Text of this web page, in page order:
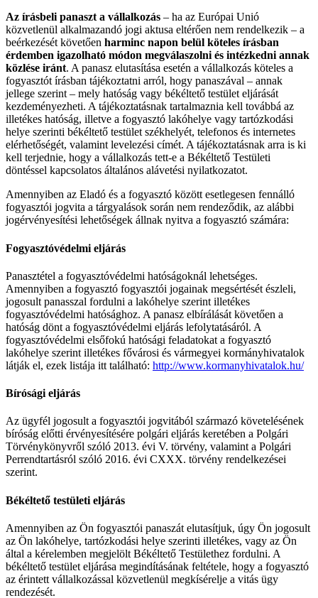
Az írásbeli panaszt a vállalkozás – ha az Európai Unió
közvetlenül alkalmazandó jogi aktusa eltérően nem rendelkezik – a
beérkezését követően harminc napon belül köteles írásban
érdemben igazolható módon megválaszolni és intézkedni annak
közlése iránt. A panasz elutasítása esetén a vállalkozás köteles a
fogyasztót írásban tájékoztatni arról, hogy panaszával – annak
jellege szerint – mely hatóság vagy békéltető testület eljárását
kezdeményezheti. A tájékoztatásnak tartalmaznia kell továbbá az
illetékes hatóság, illetve a fogyasztó lakóhelye vagy tartózkodási
helye szerinti békéltető testület székhelyét, telefonos és internetes
elérhetőségét, valamint levelezési címét. A tájékoztatásnak arra is ki
kell terjednie, hogy a vállalkozás tett-e a Békéltető Testületi
döntéssel kapcsolatos általános alávetési nyilatkozatot.
Amennyiben az Eladó és a fogyasztó között esetlegesen fennálló
fogyasztói jogvita a tárgyalások során nem rendeződik, az alábbi
jogérvényesítési lehetőségek állnak nyitva a fogyasztó számára:
Fogyasztóvédelmi eljárás
Panasztétel a fogyasztóvédelmi hatóságoknál lehetséges.
Amennyiben a fogyasztó fogyasztói jogainak megsértését észleli,
jogosult panasszal fordulni a lakóhelye szerint illetékes
fogyasztóvédelmi hatósághoz. A panasz elbírálását követően a
hatóság dönt a fogyasztóvédelmi eljárás lefolytatásáról. A
fogyasztóvédelmi elsőfokú hatósági feladatokat a fogyasztó
lakóhelye szerint illetékes fővárosi és vármegyei kormányhivatalok
látják el, ezek listája itt található: http://www.kormanyhivatalok.hu/
Bírósági eljárás
Az ügyfél jogosult a fogyasztói jogvitából származó követelésének
bíróság előtti érvényesítésére polgári eljárás keretében a Polgári
Törvénykönyvről szóló 2013. évi V. törvény, valamint a Polgári
Perrendtartásról szóló 2016. évi CXXX. törvény rendelkezései
szerint.
Békéltető testületi eljárás
Amennyiben az Ön fogyasztói panaszát elutasítjuk, úgy Ön jogosult
az Ön lakóhelye, tartózkodási helye szerinti illetékes, vagy az Ön
által a kérelemben megjelölt Békéltető Testülethez fordulni. A
békéltető testület eljárása megindításának feltétele, hogy a fogyasztó
az érintett vállalkozással közvetlenül megkísérelje a vitás ügy
rendezését.